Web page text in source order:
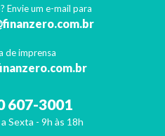
Envie um e-mail para
de imprensa
607-3001
Sexta - 9h às 18h